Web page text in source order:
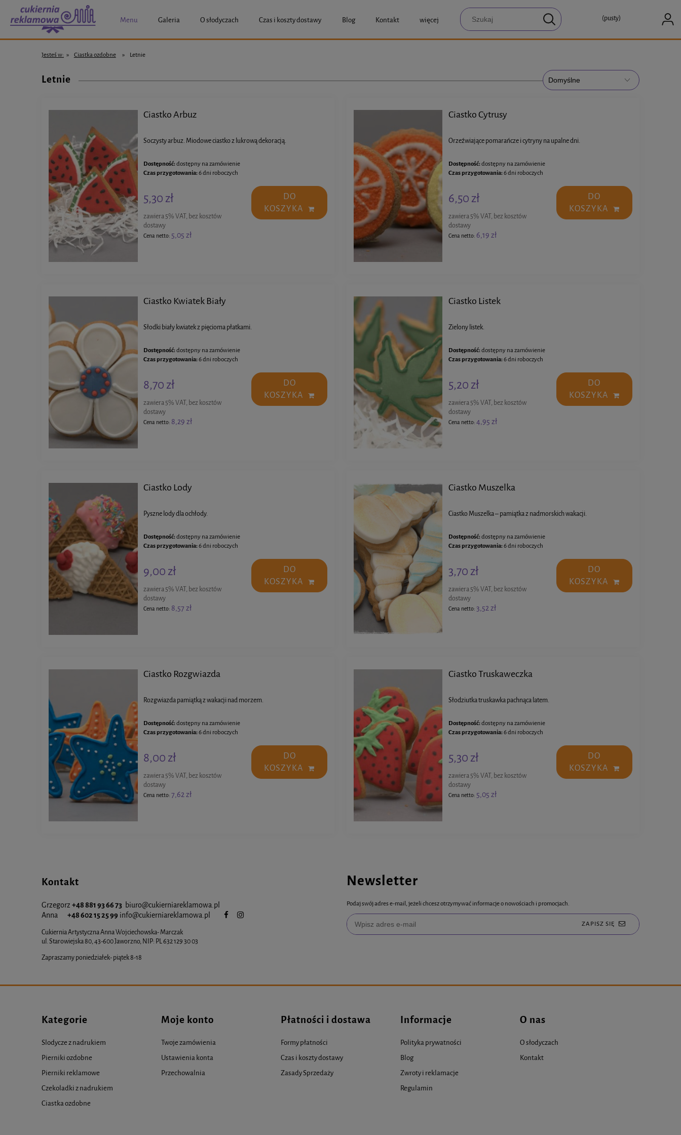
Menu Galeria O słodyczach Czas i koszty dostawy Blog Kontakt więcej (pusty)
Jesteś w: » Ciastka ozdobne » Letnie
Letnie
Ciastko Arbuz
Soczysty arbuz. Miodowe ciastko z lukrową dekoracją.
Dostępność:dostępny na zamówienie
Czas przygotowania:6 dni roboczych
5,30 zł
zawiera 5% VAT, bez kosztów
dostawy
Cena netto: 5,05 zł
DO
KOSZYKA
Ciastko Cytrusy
Orzeźwiające pomarańcze i cytryny na upalne dni.
Dostępność:dostępny na zamówienie
Czas przygotowania:6 dni roboczych
6,50 zł
zawiera 5% VAT, bez kosztów
dostawy
Cena netto: 6,19 zł
DO
KOSZYKA
Ciastko Kwiatek Biały
Słodki biały kwiatek z pięcioma płatkami.
Dostępność:dostępny na zamówienie
Czas przygotowania:6 dni roboczych
8,70 zł
zawiera 5% VAT, bez kosztów
dostawy
Cena netto: 8,29 zł
DO
KOSZYKA
Ciastko Listek
Zielony listek.
Dostępność:dostępny na zamówienie
Czas przygotowania:6 dni roboczych
5,20 zł
zawiera 5% VAT, bez kosztów
dostawy
Cena netto:4,95 zł
DO
KOSZYKA
Ciastko Lody
Pyszne lody dla ochłody.
Dostępność:dostępny na zamówienie
Czas przygotowania:6 dni roboczych
9,00 zł
zawiera 5% VAT, bez kosztów
dostawy
Cena netto: 8,57 zł
DO
KOSZYKA
Ciastko Muszelka
Ciastko Muszelka – pamiątka z nadmorskich wakacji.
Dostępność:dostępny na zamówienie
Czas przygotowania:6 dni roboczych
3,70 zł
zawiera 5% VAT, bez kosztów
dostawy
Cena netto:3,52 zł
DO
KOSZYKA
Ciastko Rozgwiazda
Rozgwiazda pamiątką z wakacji nad morzem.
Dostępność:dostępny na zamówienie
Czas przygotowania:6 dni roboczych
8,00 zł
zawiera 5% VAT, bez kosztów
dostawy
Cena netto:7,62 zł
DO
KOSZYKA
Ciastko Truskaweczka
Słodziutka truskawka pachnąca latem.
Dostępność:dostępny na zamówienie
Czas przygotowania:6 dni roboczych
5,30 zł
zawiera 5% VAT, bez kosztów
dostawy
Cena netto: 5,05 zł
DO
KOSZYKA
Kontakt
Grzegorz +48 881 93 66 73 biuro@cukierniareklamowa.pl
Anna
+48 602 15 25 99 info@cukierniareklamowa.pl
Cukiernia Artystyczna Anna Wojciechowska- Marczak
ul. Starowiejska 80, 43-600 Jaworzno, NIP: PL 632 129 30 03
Zapraszamy poniedziałek- piątek 8-18
Newsletter
Podaj swój adres e-mail, jeżeli chcesz otrzymywać informacje o nowościach i promocjach.
ZAPISZ SIĘ
Kategorie
Slodycze z nadrukiem
Pierniki ozdobne
Pierniki reklamowe
Czekoladki z nadrukiem
Ciastka ozdobne
Moje konto
Twoje zamówienia
Ustawienia konta
Przechowalnia
Płatności i dostawa
Formy płatności
Czas i koszty dostawy
Zasady Sprzedaży
Informacje
Polityka prywatności
Blog
Zwroty i reklamacje
Regulamin
O nas
O słodyczach
Kontakt